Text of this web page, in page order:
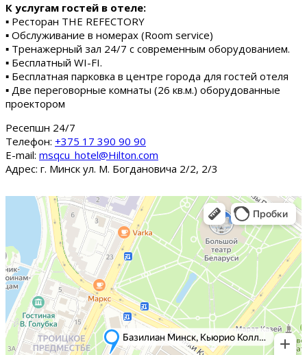
К услугам гостей в отеле:
▪ Ресторан THE REFECTORY
▪ Обслуживание в номерах (Room service)
▪ Тренажерный зал 24/7 с современным оборудованием.
▪ Бесплатный WI-FI.
▪ Бесплатная парковка в центре города для гостей отеля
▪ Две переговорные комнаты (26 кв.м.) оборудованные
проектором
Ресепшн 24/7
Tелефон: +375 17 390 90 90
E-mail: msqcu_hotel@Hilton.com
Адрес: г. Минск ул. М. Богдановича 2/2, 2/3